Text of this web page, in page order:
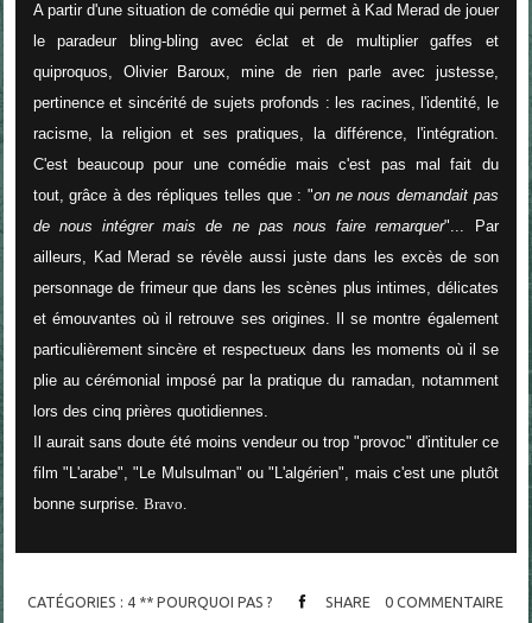
A partir d'une situation de comédie qui permet à Kad Merad de jouer
le paradeur bling-bling avec éclat et de multiplier gaffes et
quiproquos, Olivier Baroux, mine de rien parle avec justesse,
pertinence et sincérité de sujets profonds : les racines, l'identité, le
racisme, la religion et ses pratiques, la différence, l'intégration.
C'est beaucoup pour une comédie mais c'est pas mal fait du
tout, grâce à des répliques telles que : "on ne nous demandait pas
de nous intégrer mais de ne pas nous faire remarquer"... Par
ailleurs, Kad Merad se révèle aussi juste dans les excès de son
personnage de frimeur que dans les scènes plus intimes, délicates
et émouvantes où il retrouve ses origines. Il se montre également
particulièrement sincère et respectueux dans les moments où il se
plie au cérémonial imposé par la pratique du ramadan, notamment
lors des cinq prières quotidiennes.
Il aurait sans doute été moins vendeur ou trop "provoc" d'intituler ce
film "L'arabe", "Le Mulsulman" ou "L'algérien", mais c'est une plutôt
bonne surprise. Bravo.
CATÉGORIES : 4 ** POURQUOI PAS ? SHARE 0 COMMENTAIRE